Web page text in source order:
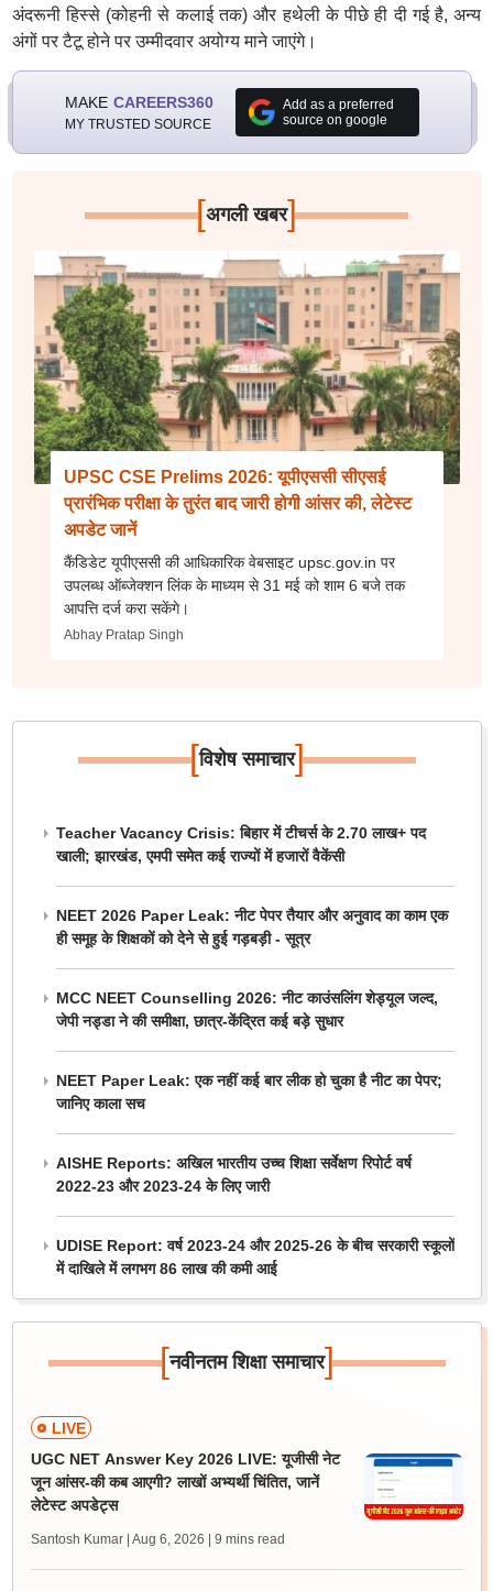
अंदरूनी हिस्से (कोहनी से कलाई तक) और हथेली के पीछे ही दी गई है, अन्य
अंगों पर टैटू होने पर उम्मीदवार अयोग्य माने जाएंगे।
MAKE CAREERS360
MY TRUSTED SOURCE
Add as a preferred
source on google
[अगली खबर]
UPSC CSE Prelims 2026: यूपीएससी सीएसई
प्रारंभिक परीक्षा के तुरंत बाद जारी होगी आंसर की, लेटेस्ट
अपडेट जानें
कैंडिडेट यूपीएससी की आधिकारिक वेबसाइट upsc.gov.in पर
उपलब्ध ऑब्जेक्शन लिंक के माध्यम से 31 मई को शाम 6 बजे तक
आपत्ति दर्ज करा सकेंगे।
Abhay Pratap Singh
[विशेष समाचार]
Teacher Vacancy Crisis: बिहार में टीचर्स के 2.70 लाख+ पद
खाली; झारखंड, एमपी समेत कई राज्यों में हजारों वैकेंसी
NEET 2026 Paper Leak: नीट पेपर तैयार और अनुवाद का काम एक
ही समूह के शिक्षकों को देने से हुई गड़बड़ी - सूत्र
MCC NEET Counselling 2026: नीट काउंसलिंग शेड्यूल जल्द,
जेपी नड्डा ने की समीक्षा, छात्र-केंद्रित कई बड़े सुधार
NEET Paper Leak: एक नहीं कई बार लीक हो चुका है नीट का पेपर;
जानिए काला सच
AISHE Reports: अखिल भारतीय उच्च शिक्षा सर्वेक्षण रिपोर्ट वर्ष
2022-23 और 2023-24 के लिए जारी
UDISE Report: वर्ष 2023-24 और 2025-26 के बीच सरकारी स्कूलों
में दाखिले में लगभग 86 लाख की कमी आई
[नवीनतम शिक्षा समाचार]
LIVE
UGC NET Answer Key 2026 LIVE: यूजीसी नेट
जून आंसर-की कब आएगी? लाखों अभ्यर्थी चिंतित, जानें
लेटेस्ट अपडेट्स
Santosh Kumar | Aug 6, 2026 | 9 mins read